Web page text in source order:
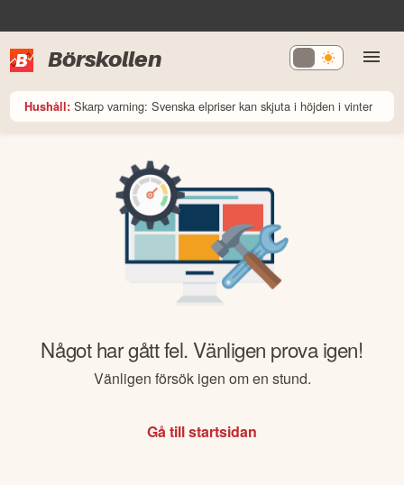
Börskollen
Hushåll: Skarp varning: Svenska elpriser kan skjuta i höjden i vinter
Något har gått fel. Vänligen prova igen!
Vänligen försök igen om en stund.
Gå till startsidan